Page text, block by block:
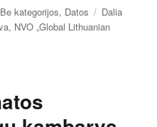
Be kategorijos, Datos Žymos
Dalia
, NVO „Global Lithuanian